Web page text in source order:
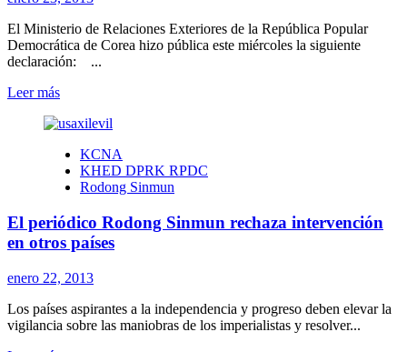
de
soberanía
nacional
El Ministerio de Relaciones Exteriores de la República Popular
Democrática de Corea hizo pública este miércoles la siguiente
declaración: ...
Leer másLeer
sobre
rechaza
resolución
del
de
Seguridad
de
la
ONU
KCNA
KHED DPRK RPDC
Rodong Sinmun
El periódico Rodong Sinmun rechaza intervención
en otros países
enero 22, 2013
Los países aspirantes a la independencia y progreso deben elevar la
vigilancia sobre las maniobras de los imperialistas y resolver...